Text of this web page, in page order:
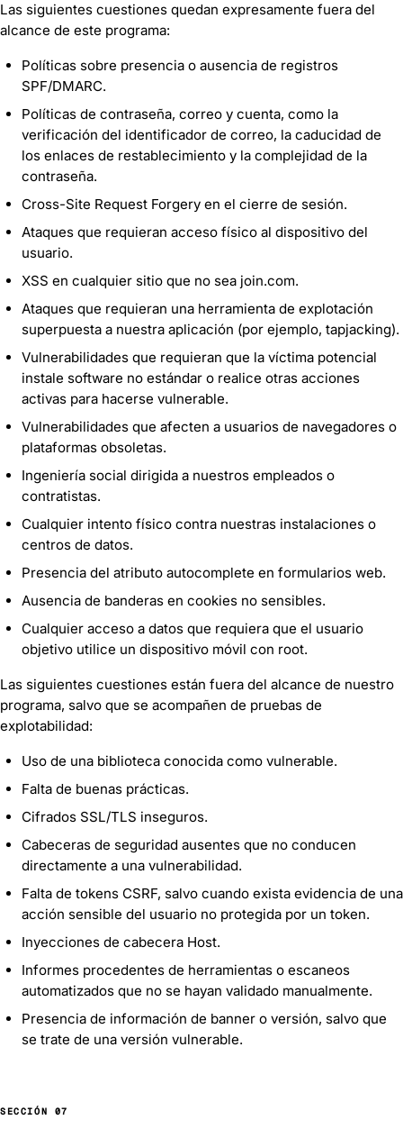
Las siguientes cuestiones quedan expresamente fuera del
alcance de este programa:
Políticas sobre presencia o ausencia de registros
SPF/DMARC.
Políticas de contraseña, correo y cuenta, como la
verificación del identificador de correo, la caducidad de
los enlaces de restablecimiento y la complejidad de la
contraseña.
Cross-Site Request Forgery en el cierre de sesión.
Ataques que requieran acceso físico al dispositivo del
usuario.
XSS en cualquier sitio que no sea join.com.
Ataques que requieran una herramienta de explotación
superpuesta a nuestra aplicación (por ejemplo, tapjacking).
Vulnerabilidades que requieran que la víctima potencial
instale software no estándar o realice otras acciones
activas para hacerse vulnerable.
Vulnerabilidades que afecten a usuarios de navegadores o
plataformas obsoletas.
Ingeniería social dirigida a nuestros empleados o
contratistas.
Cualquier intento físico contra nuestras instalaciones o
centros de datos.
Presencia del atributo autocomplete en formularios web.
Ausencia de banderas en cookies no sensibles.
Cualquier acceso a datos que requiera que el usuario
objetivo utilice un dispositivo móvil con root.
Las siguientes cuestiones están fuera del alcance de nuestro
programa, salvo que se acompañen de pruebas de
explotabilidad:
Uso de una biblioteca conocida como vulnerable.
Falta de buenas prácticas.
Cifrados SSL/TLS inseguros.
Cabeceras de seguridad ausentes que no conducen
directamente a una vulnerabilidad.
Falta de tokens CSRF, salvo cuando exista evidencia de una
acción sensible del usuario no protegida por un token.
Inyecciones de cabecera Host.
Informes procedentes de herramientas o escaneos
automatizados que no se hayan validado manualmente.
Presencia de información de banner o versión, salvo que
se trate de una versión vulnerable.
SECCIÓN 07